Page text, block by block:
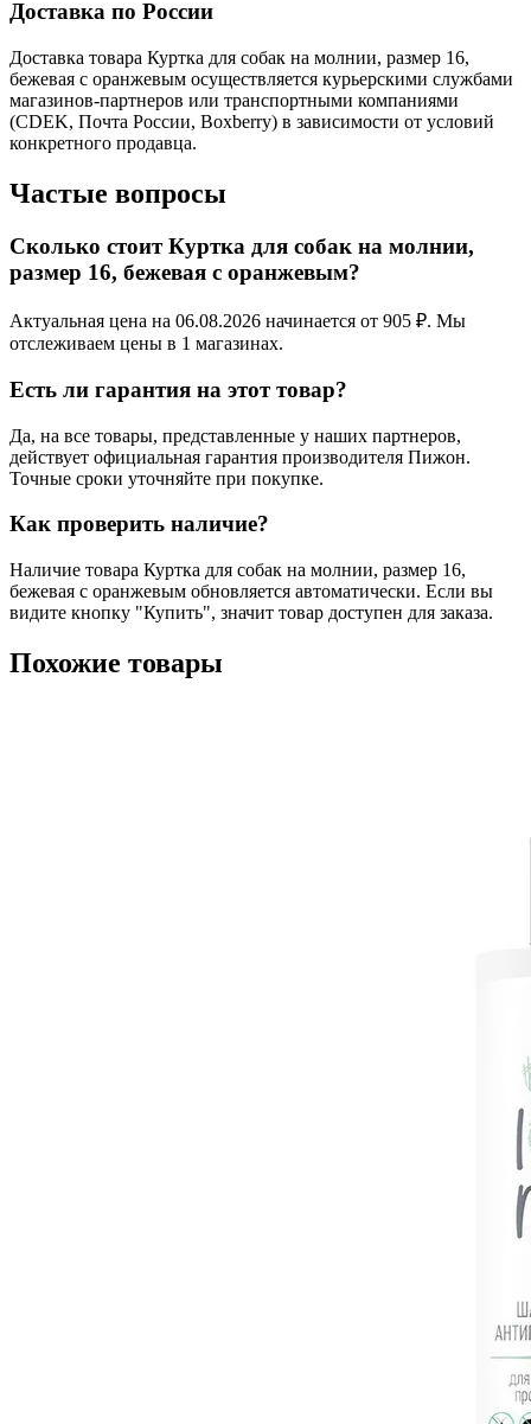
Доставка по России
Доставка товара Куртка для собак на молнии, размер 16,
бежевая с оранжевым осуществляется курьерскими службами
магазинов-партнеров или транспортными компаниями
(CDEK, Почта России, Boxberry) в зависимости от условий
конкретного продавца.
Частые вопросы
Сколько стоит Куртка для собак на молнии,
размер 16, бежевая с оранжевым?
Актуальная цена на 06.08.2026 начинается от 905 ₽. Мы
отслеживаем цены в 1 магазинах.
Есть ли гарантия на этот товар?
Да, на все товары, представленные у наших партнеров,
действует официальная гарантия производителя Пижон.
Точные сроки уточняйте при покупке.
Как проверить наличие?
Наличие товара Куртка для собак на молнии, размер 16,
бежевая с оранжевым обновляется автоматически. Если вы
видите кнопку "Купить", значит товар доступен для заказа.
Похожие товары